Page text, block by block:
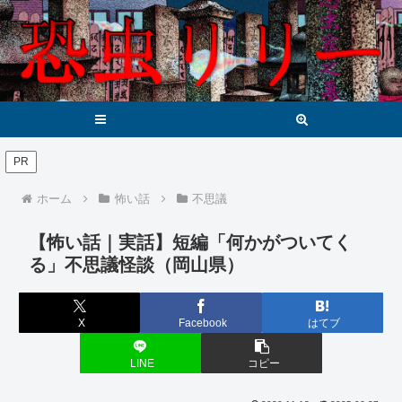
PR
ホーム 怖い話 不思議
【怖い話｜実話】短編「何かがついてく
る」不思議怪談（岡山県）
X Facebook はてブ
LINE コピー